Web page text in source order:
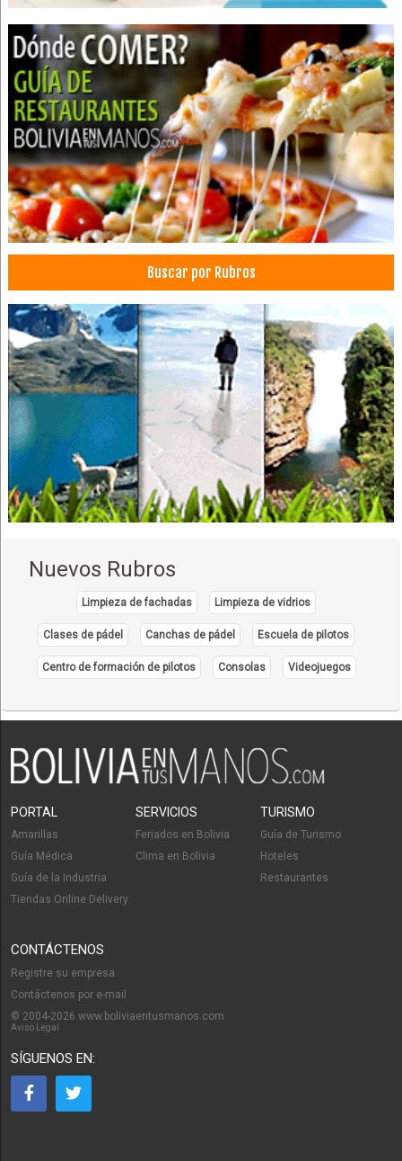
Buscar por Rubros
Nuevos Rubros
Limpieza de fachadas Limpieza de vidrios
Clases de pádel Canchas de pádel Escuela de pilotos
Centro de formación de pilotos Consolas Videojuegos
PORTAL
Amarillas
Guía Médica
Guía de la Industria
Tiendas Online Delivery
SERVICIOS
Feriados en Bolivia
Clima en Bolivia
TURISMO
Guía de Turismo
Hoteles
Restaurantes
CONTÁCTENOS
Registre su empresa
Contáctenos por e-mail
© 2004-2026 www.boliviaentusmanos.com
Aviso Legal
SÍGUENOS EN: